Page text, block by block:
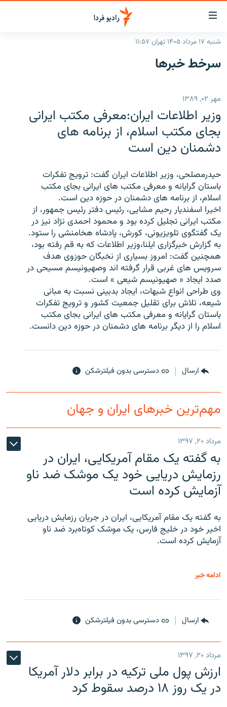
لینک‌های
قابلیت
دسترسی
بازگشت
اصلی
رفتن
صفحه
جستجو
ایران
انتخاب کنید و بشنوید
برنامه‌های رادیویی
پادکست
چندرسانه‌ای
گزارش‌های ویدئویی
English
به ما بپیوندید
زبان‌های دیگر
شنبه ۱۷ مرداد ۱۴۰۵ تهران ۱۱:۵۷
سرخط‌ خبرها
مهر ۰۲, ۱۳۸۹
وزیر اطلاعات ایران:معرفی مکتب ایرانی
بجای مکتب اسلام، از برنامه های
دشمنان دین است
حیدرمصلحی، وزیر اطلاعات ایران گفت: ترویج تفکرات
باستان گرایانه و معرفی مکتب های ایرانی بجای مکتب
اسلام، از برنامه های دشمنان در حوزه دین است.
اخیرا اسفندیار رحیم مشایی، رئیس دفتر رئیس جمهور، از
مکتب ایرانی تجلیل کرده بود و محمود احمدی نژاد نیز در
یک گفتگوی تلویزیونی، کورش، پادشاه هخامنشی را ستود.
به گزارش خبرگزاری ایلنا،وزیر اطلاعات که به قم رفته بود،
همچنین گفت: امروز بسیاری از نخبگان حوزوی هدف
سرویس های غربی قرار گرفته اند وصهیونیسم مسیحی در
صدد ایجاد « صهیونیسم شیعی » است.
وی طراحی انواع شبهات، ایجاد بدبینی نسبت به مبانی
شیعه، تلاش برای تقلیل جمعیت کشور و ترویج تفکرات
باستان گرایانه و معرفی مکتب های ایرانی بجای مکتب
اسلام را از دیگر برنامه های دشمنان در حوزه دین دانست.
ارسال دسترسی بدون فیلترشکن
مهم‌ترین خبرهای ایران و جهان
مرداد ۲۰, ۱۳۹۷
به گفته یک مقام آمریکایی، ایران در
رزمایش دریایی خود یک موشک ضد ناو
آزمایش کرده است
به گفته یک مقام آمریکایی، ایران در جریان رزمایش دریایی
اخیر خود در خلیج فارس، یک موشک کوتاه‌برد ضد ناو
آزمایش کرده است.
ادامه خبر
ارسال دسترسی بدون فیلترشکن
مرداد ۲۰, ۱۳۹۷
ارزش پول ملی ترکیه در برابر دلار آمریکا
در یک روز ۱۸ درصد سقوط کرد